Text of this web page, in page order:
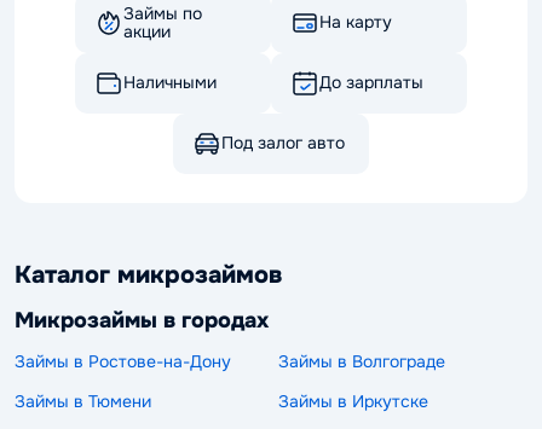
Займы по
акции
На карту
Наличными До зарплаты
Под залог авто
Каталог микрозаймов
Микрозаймы в городах
Займы в Ростове-на-Дону
Займы в Волгограде
Займы в Тюмени
Займы в Иркутске